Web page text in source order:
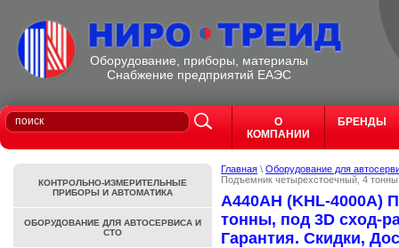
Оборудование, приборы, материалы
Cнабжение предприятий ЕАЭС
О
КОМПАНИИ
БРЕНДЫ
Главная \ Оборудование для
Подъемник четырехстоечный, 4
A440AH (KHL-4000A)
тонны, под 3D сход-
Гарантия. Скидки,
КОНТРОЛЬНО-ИЗМЕРИТЕЛЬНЫЕ
ПРИБОРЫ И АВТОМАТИКА
ОБОРУДОВАНИЕ ДЛЯ АВТОСЕРВИСА И
СТО